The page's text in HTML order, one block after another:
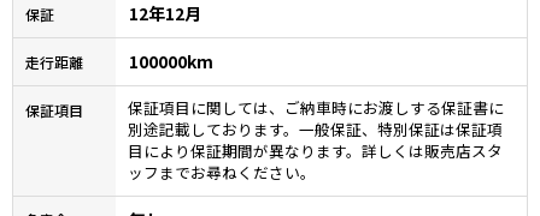
保証 12年12月
走行距離 100000km
保証項目
保証項目に関しては、ご納車時にお渡しする保証書に
別途記載しております。一般保証、特別保証は保証項
目により保証期間が異なります。詳しくは販売店スタ
ッフまでお尋ねください。